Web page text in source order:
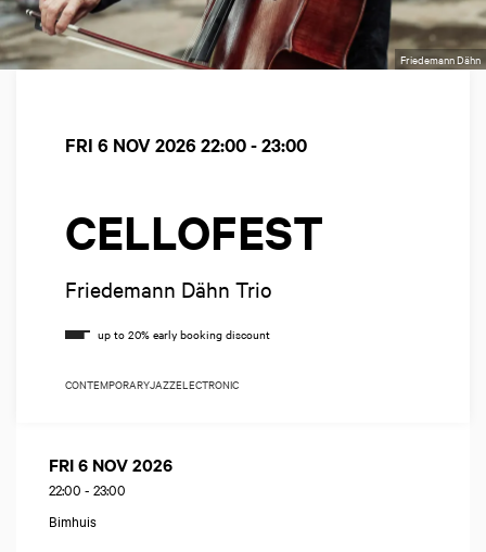
Friedemann Dähn
CELLOFEST
Friedemann Dähn Trio
FRI 6 NOV 2026 22:00 - 23:00
CONTEMPORARYJAZZELECTRONIC
FRI 6 NOV 2026
22:00 - 23:00
Bimhuis